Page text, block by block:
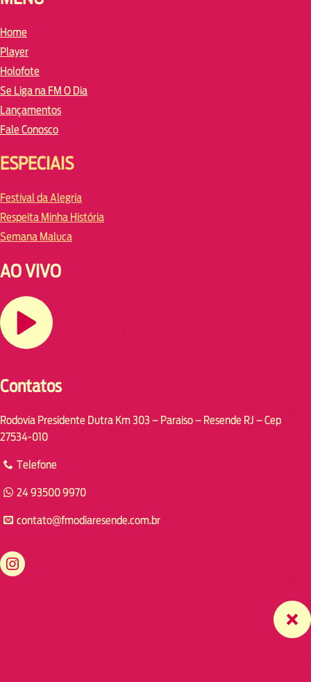
Home
Player
Holofote
Se Liga na FM O Dia
Lançamentos
Fale Conosco
ESPECIAIS
Festival da Alegria
Respeita Minha História
Semana Maluca
AO VIVO
Contatos
Rodovia Presidente Dutra Km 303 – Paraiso – Resende RJ – Cep
27534-010
Telefone
24 93500 9970
contato@fmodiaresende.com.br
https://www.instagram.com/fmodiaresende